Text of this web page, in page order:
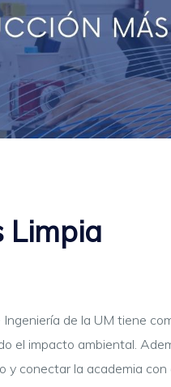
Limpia
de la UM tiene
el impacto ambiental.
conectar la academia